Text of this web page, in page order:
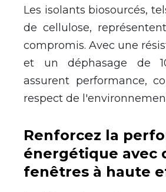
Les isolants biosourcés,
de cellulose, repré
compromis. Avec une ré
et un déphasage de
assurent performance,
respect de
Renforcez la
énergétique avec
fenêtres à haute